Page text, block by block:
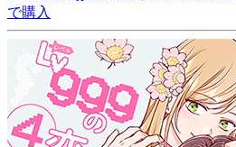
で購入